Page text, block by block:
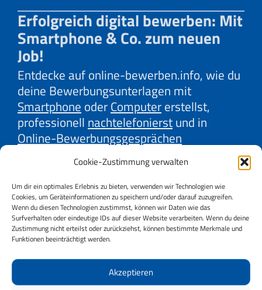
Cookie-Zustimmung verwalten
Um dir ein optimales Erlebnis zu bieten, verwenden wir Technologien wie
Cookies, um Geräteinformationen zu speichern und/oder darauf zuzugreifen.
Wenn du diesen Technologien zustimmst, können wir Daten wie das
Surfverhalten oder eindeutige IDs auf dieser Website verarbeiten. Wenn du deine
Zustimmung nicht erteilst oder zurückziehst, können bestimmte Merkmale und
Funktionen beeinträchtigt werden.
Akzeptieren
Erfolgreich digital bewerben: Mit
Smartphone & Co. zum neuen
Job!
Entdecke auf online-bewerben.info, wie du
deine Bewerbungsunterlagen mit
Smartphone oderComputererstellst,
professionell nachtelefonierstund in
Online-Bewerbungsgesprächen
überzeugst. Lerne mit unseren Erklärvideos
effektive Strategien derFirmenrecherche
undGehaltsverhandlungkennen. Oder
auch, wie duOnline-JobbörsenundSocial
Mediabestmöglich für deine Jobsuche
nutzt. Wir, AMS und AK Niederösterreich,
bieten dir wertvolle Tipps dazu.
Starte jetzt durch und sichere dir deinen
Vorsprung im Bewerbungsprozess!